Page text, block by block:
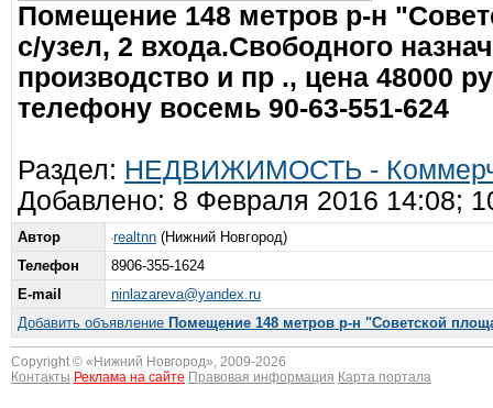
Помещение 148 метров р-н
с/узел, 2 входа.Свободного
производство и пр ., цена 48000
телефону восемь 90-63-551-624
Раздел: НЕДВИЖИМОСТЬ -
Добавлено: 8 Февраля 2016 14:08;
Автор realtnn (Нижний Новгород)
Телефон
8906-355-1624
E-mail
ninlazareva@yandex.ru
Добавить объявление Помещение 148 метров р-н "Советской
Copyright © « Нижний Новгород», 2009-2026
Контакты Реклама на сайте Правовая информация Карта портала